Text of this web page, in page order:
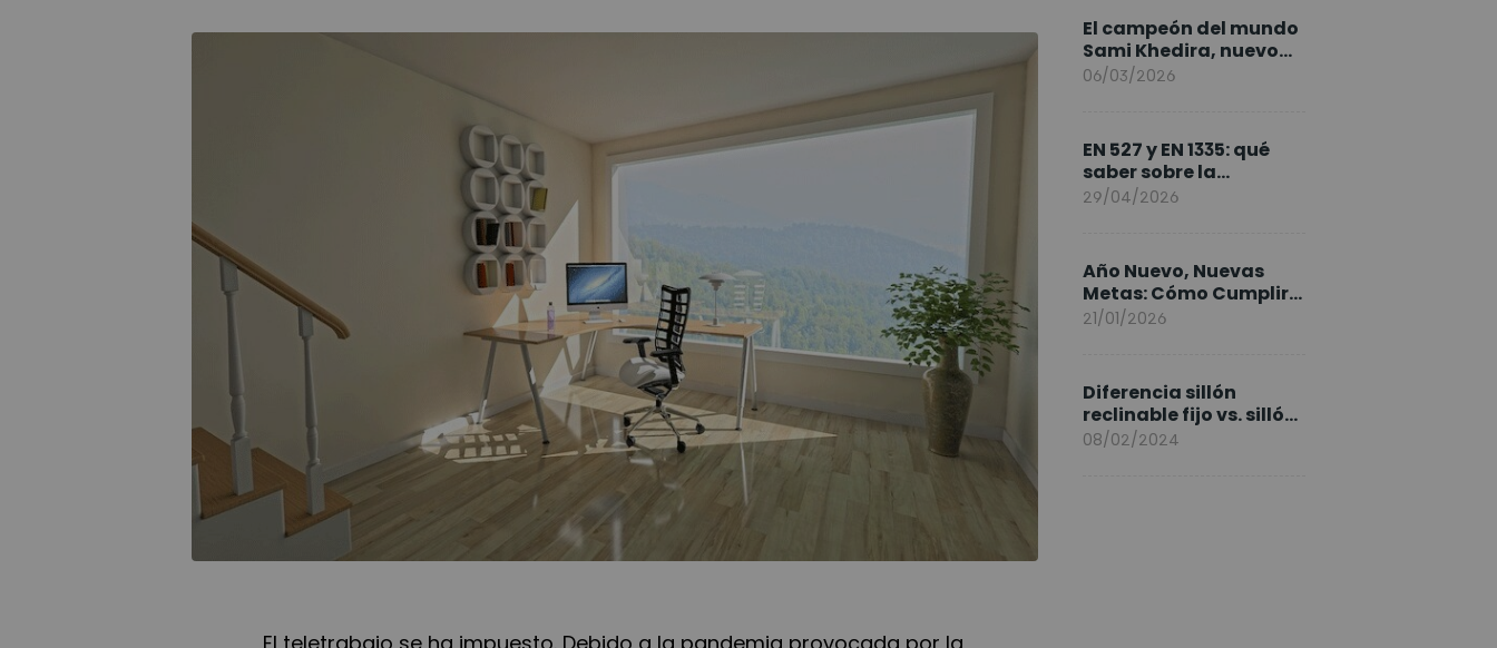
El campeón del mundo
Sami Khedira, nuevo
embajador de
06/03/2026
EN 527 y EN 1335: qué
saber sobre la
normativa de los
29/04/2026
Año Nuevo, Nuevas
Metas: Cómo Cumplir
tus Objetivos Fitness
21/01/2026
Diferencia sillón
reclinable fijo vs. sillón
elevable
08/02/2024